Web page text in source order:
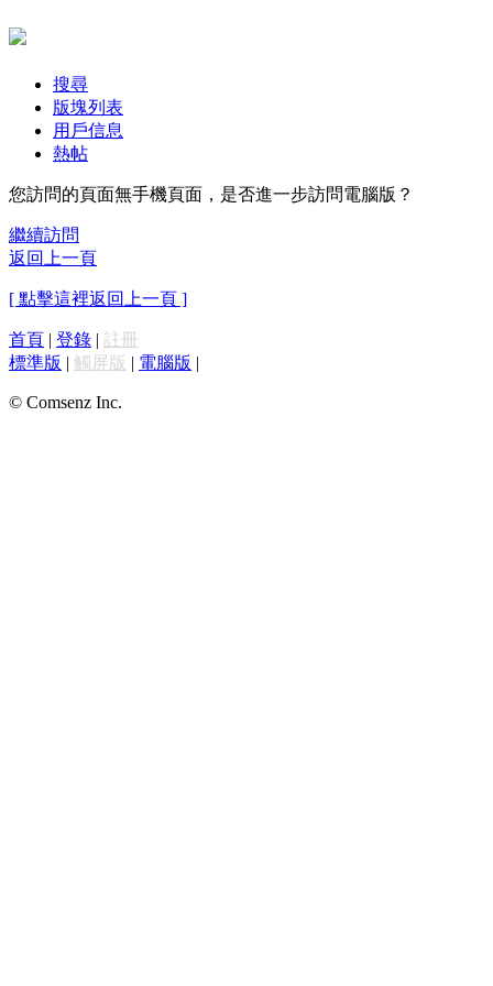
搜尋
版塊列表
用戶信息
熱帖
您訪問的頁面無手機頁面，是否進一步訪問電腦版？
繼續訪問
返回上一頁
[ 點擊這裡返回上一頁 ]
首頁 | 登錄 | 註冊
標準版 | 觸屏版 | 電腦版 |
© Comsenz Inc.